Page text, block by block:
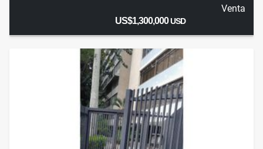
Venta
US$1,300,000USD